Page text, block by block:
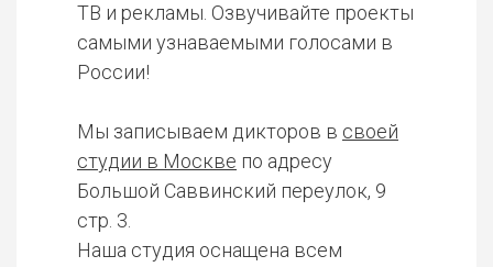
ТВ и рекламы. Озвучивайте проекты
самыми узнаваемыми голосами в
России!
Мы записываем дикторов в своей
студии в Москве по адресу
Большой Саввинский переулок, 9
стр. 3.
Наша студия оснащена всем